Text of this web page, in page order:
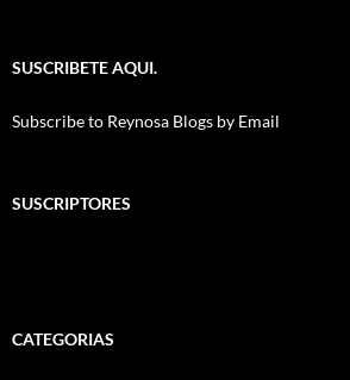
SUSCRIBETE AQUI.
Subscribe to Reynosa Blogs by Email
SUSCRIPTORES
CATEGORIAS